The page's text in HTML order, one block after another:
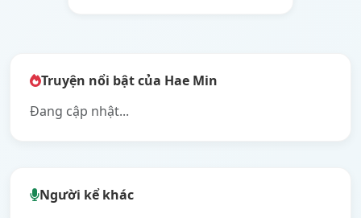
Truyện nổi bật của Hae Min
Đang cập nhật...
Người kể khác